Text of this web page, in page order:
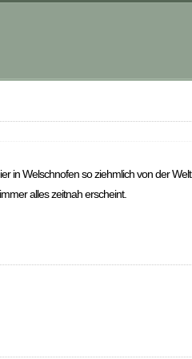
in Welschnofen so ziehmlich von der
alles zeitnah erscheint.